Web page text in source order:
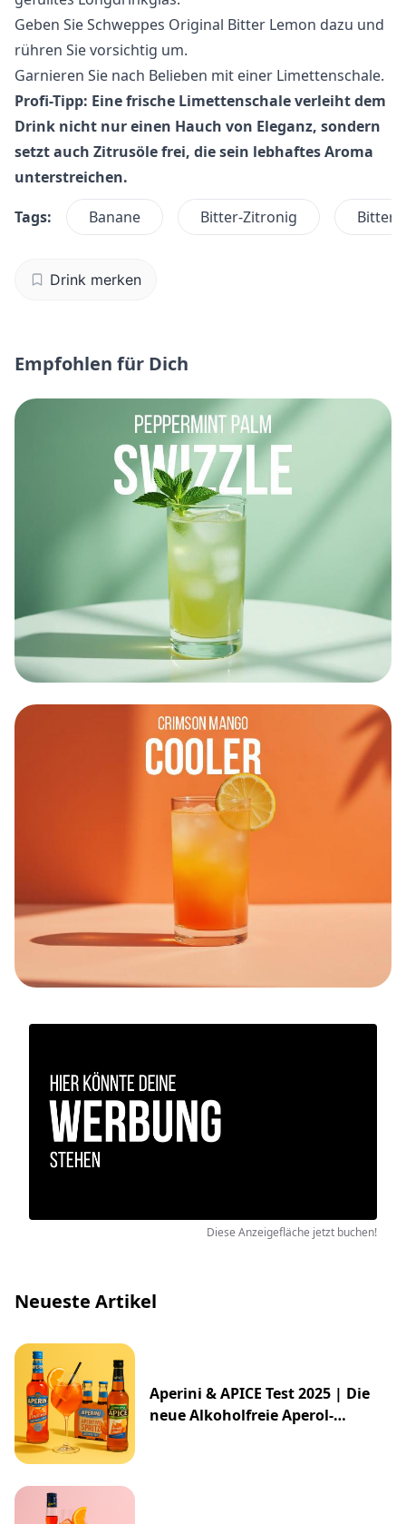
Geben Sie Schweppes Original Bitter Lemon dazu und
rühren Sie vorsichtig um.
Garnieren Sie nach Belieben mit einer Limettenschale.
Profi-Tipp: Eine frische Limettenschale verleiht dem
Drink nicht nur einen Hauch von Eleganz, sondern
setzt auch Zitrusöle frei, die sein lebhaftes Aroma
unterstreichen.
Tags:
Banane Bitter-Zitronig
Drink merken
Empfohlen für Dich
Diese Anzeigefläche jetzt buchen!
Neueste Artikel
Aperini & APICE Test 2025 | Die
neue Alkoholfreie Aperol-